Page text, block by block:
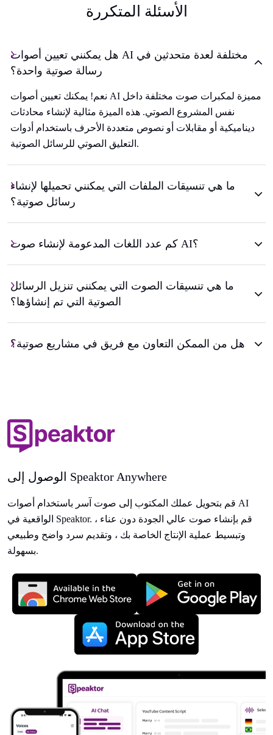
الأسئلة المتكررة
هل يمكنني تعيين أصوات AI مختلفة لعدة متحدثين في
رسالة صوتية واحدة؟
نعم! يمكنك تعيين أصوات AI مميزة لمكبرات صوت مختلفة داخل
نفس المشروع الصوتي. هذه الميزة مثالية لإنشاء محادثات
ديناميكية أو مقابلات أو نصوص متعددة الأحرف باستخدام أدوات
التعليق الصوتي للرسائل الصوتية.
ما هي تنسيقات الملفات التي يمكنني تحميلها لإنشاء
رسائل صوتية؟
كم عدد اللغات المدعومة لإنشاء صوت AI؟
ما هي تنسيقات الصوت التي يمكنني تنزيل الرسائل
الصوتية التي تم إنشاؤها؟
هل من الممكن التعاون مع فريق في مشاريع صوتية؟
الوصول إلى Speaktor Anywhere
قم بتحويل عملك المكتوب إلى صوت آسر باستخدام أصوات AI
الواقعية في Speaktor. قم بإنشاء صوت عالي الجودة دون عناء ،
وتبسيط عملية الإنتاج الخاصة بك ، وتقديم سرد واضح وطبيعي
بسهولة.